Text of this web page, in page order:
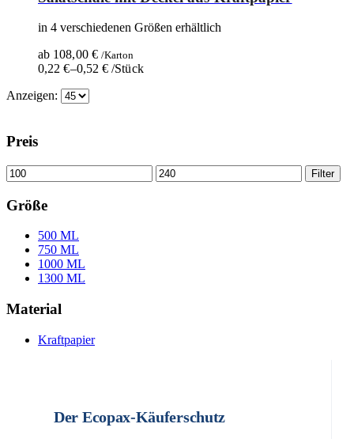
in 4 verschiedenen Größen erhältlich
ab 108,00 € /Karton
0,22€–0,52 € /Stück
Anzeigen:
Preis
Filter
Größe
500 ML
750 ML
1000 ML
1300 ML
Material
Kraftpapier
Der Ecopax-Käuferschutz